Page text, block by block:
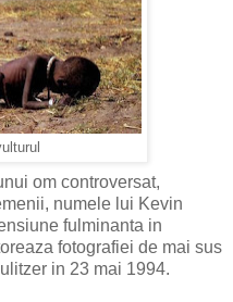
om controversat,
numele lui Kevin
fulminanta in
fotografiei de mai sus
in 23 mai 1994.